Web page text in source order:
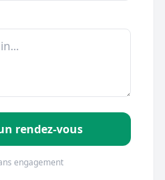
rendez-vous
engagement